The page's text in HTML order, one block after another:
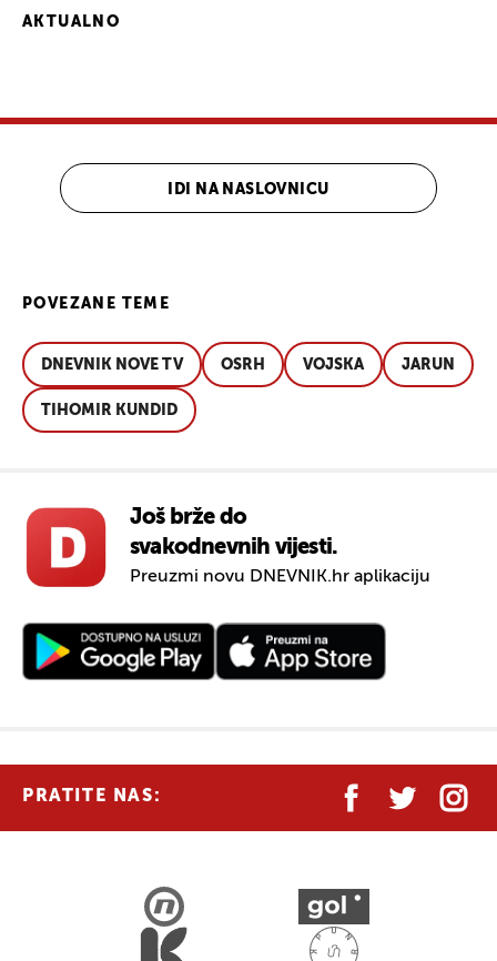
AKTUALNO
IDI NA NASLOVNICU
POVEZANE TEME
DNEVNIK NOVE TV OSRH VOJSKA JARUN
TIHOMIR KUNDID
Još brže do
svakodnevnih vijesti.
Preuzmi novu DNEVNIK.hr aplikaciju
PRATITE NAS: